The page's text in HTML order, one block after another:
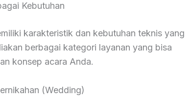
Kebutuhan
karakteristik dan kebutuhan teknis yang
berbagai kategori layanan yang bisa
konsep acara Anda.
(Wedding)